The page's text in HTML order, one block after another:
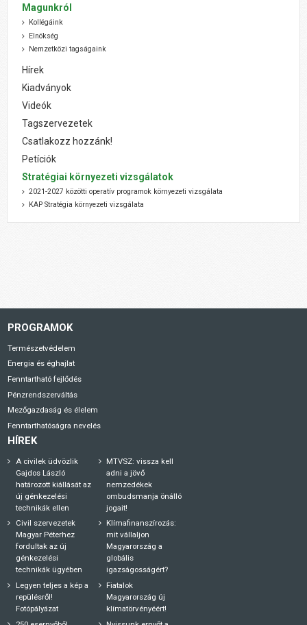
Magunkról
Kollégáink
Elnökség
Nemzetközi tagságaink
Hírek
Kiadványok
Videók
Tagszervezetek
Csatlakozz hozzánk!
Petíciók
Stratégiai környezeti vizsgálatok
2021-2027 közötti operatív programok környezeti vizsgálata
KAP Stratégia környezeti vizsgálata
PROGRAMOK
Természetvédelem
Energia és éghajlat
Fenntartható fejlődés
Pénzrendszerváltás
Mezőgazdaság és élelem
Fenntarthatóságra nevelés
HÍREK
A civilek üdvözlik
Gajdos László
határozott kiállását az
új génkezelési
technikák ellen
Civil szervezetek
Magyar Péterhez
fordultak az új
génkezelési
technikák ügyében
Legyen teljes a kép a
repülésről!
Fotópályázat
MTVSZ: vissza kell
adni a jövő
nemzedékek
ombudsmanja önálló
jogait!
Klímafinanszírozás:
mit vállaljon
Magyarország a
globális
igazságosságért?
Fiatalok
Magyarország új
klímatörvényéért!